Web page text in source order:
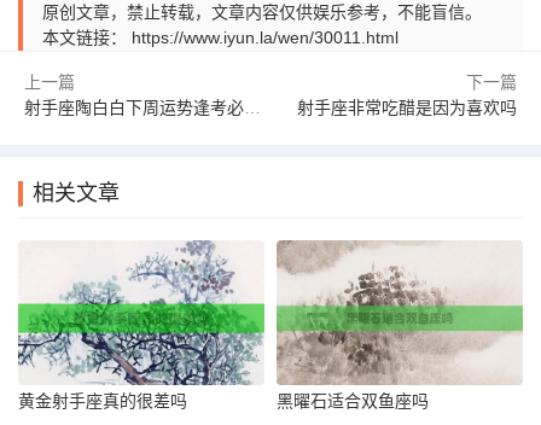
原创文章，禁止转载，文章内容仅供娱乐参考，不能盲信。
本文链接： https://www.iyun.la/wen/30011.html
上一篇
射手座陶白白下周运势逢考必过吗
下一篇
射手座非常吃醋是因为喜欢吗
相关文章
黄金射手座真的很差吗 黑曜石适合双鱼座吗